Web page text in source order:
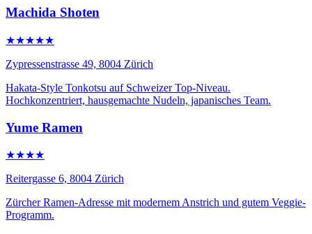
Machida Shoten
★★★★★
Zypressenstrasse 49, 8004 Zürich
Hakata-Style Tonkotsu auf Schweizer Top-Niveau.
Hochkonzentriert, hausgemachte Nudeln, japanisches Team.
Yume Ramen
★★★★
Reitergasse 6, 8004 Zürich
Zürcher Ramen-Adresse mit modernem Anstrich und gutem Veggie-
Programm.